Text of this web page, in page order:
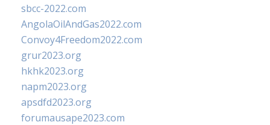
sbcc-2022.com
AngolaOilAndGas2022.com
Convoy4Freedom2022.com
grur2023.org
hkhk2023.org
napm2023.org
apsdfd2023.org
forumausape2023.com